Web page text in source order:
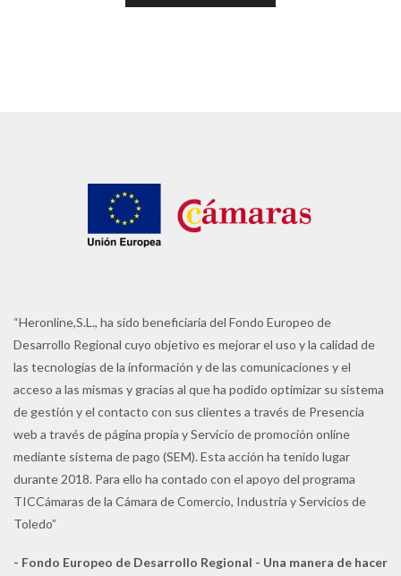
“Heronline,S.L., ha sido beneficiaria del Fondo Europeo de
Desarrollo Regional cuyo objetivo es mejorar el uso y la calidad de
las tecnologías de la información y de las comunicaciones y el
acceso a las mismas y gracias al que ha podido optimizar su sistema
de gestión y el contacto con sus clientes a través de Presencia
web a través de página propia y Servicio de promoción online
mediante sistema de pago (SEM). Esta acción ha tenido lugar
durante 2018. Para ello ha contado con el apoyo del programa
TICCámaras de la Cámara de Comercio, Industria y Servicios de
Toledo”
- Fondo Europeo de Desarrollo Regional - Una manera de hacer